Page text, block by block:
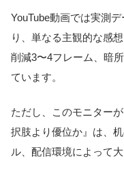
YouTube動画では実測
り、単なる主観的な感
削減3〜4フレーム、暗
ています。
ただし、このモニター
択肢より優位か』は、
ル、配信環境によって